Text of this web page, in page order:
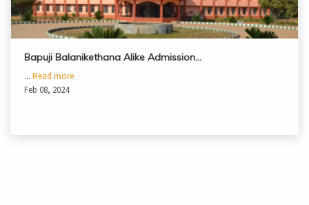
Bapuji Balanikethana Alike Admission…
... Read more
Feb 08, 2024